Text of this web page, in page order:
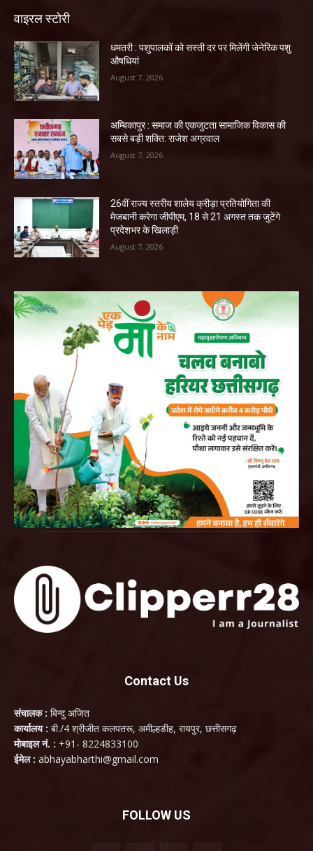
वाइरल स्टोरी
धमतरी : पशुपालकों को सस्ती दर पर मिलेंगी जेनेरिक पशु
औषधियां
August 7, 2026
अम्बिकापुर : समाज की एकजुटता सामाजिक विकास की
सबसे बड़ी शक्ति: राजेश अग्रवाल
August 7, 2026
26वीं राज्य स्तरीय शालेय क्रीड़ा प्रतियोगिता की
मेजबानी करेगा जीपीएम, 18 से 21 अगस्त तक जुटेंगे
प्रदेशभर के खिलाड़ी
August 7, 2026
Contact Us
संचालक : बिन्दु अजित
कार्यालय : बी./4 श्रीजीत कलपतरू, अमील्हडीह, रायपुर, छत्तीसगढ़
मोबाइल नं. : +91- 8224833100
ईमेल : abhayabharthi@gmail.com
FOLLOW US